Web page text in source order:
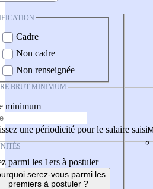
Cadre
Non cadre
Non renseignée
BRUT MINIMUM
minimum
une périodicité pour le salaire saisi
parmi les 1ers à postuler
serez-vous parmi les
premiers à postuler ?